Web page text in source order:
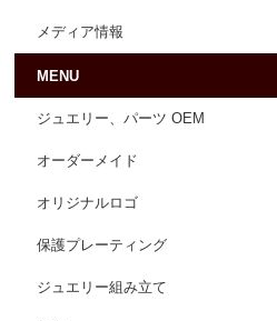
メディア情報
MENU
ジュエリー、パーツ OEM
オーダーメイド
オリジナルロゴ
保護プレーティング
ジュエリー組み立て